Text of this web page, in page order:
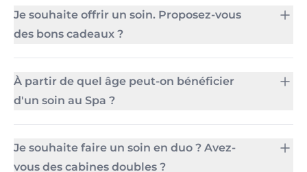
Je souhaite offrir un soin. Proposez-vous
des bons cadeaux ?
À partir de quel âge peut-on bénéficier
d'un soin au Spa ?
Je souhaite faire un soin en duo ? Avez-
vous des cabines doubles ?